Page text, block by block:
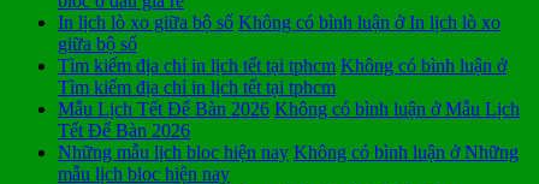
In lịch lò xo giữa bộ số Không có bình luận ở In lịch lò xo
giữa bộ số
Tìm kiếm địa chỉ in lịch tết tại tphcm Không có bình luận ở
Tìm kiếm địa chỉ in lịch tết tại tphcm
Mẫu Lịch Tết Để Bàn 2026 Không có bình luận ở Mẫu Lịch
Tết Để Bàn 2026
Những mẫu lịch bloc hiện nay Không có bình luận ở Những
mẫu lịch bloc hiện nay